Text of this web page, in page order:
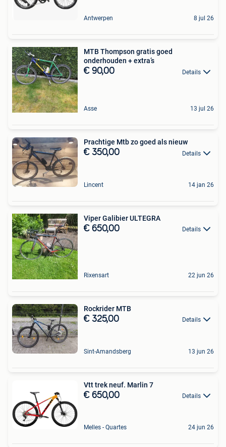
Antwerpen 8 jul 26
MTB Thompson gratis goed
onderhouden + extra’s
€ 90,00 Details
Asse 13 jul 26
Prachtige Mtb zo goed als nieuw
€ 350,00 Details
Lincent 14 jan 26
Viper Galibier ULTEGRA
€ 650,00 Details
Rixensart 22 jun 26
Rockrider MTB
€ 325,00 Details
Sint-Amandsberg 13 jun 26
Vtt trek neuf. Marlin 7
€ 650,00 Details
Melles - Quartes 24 jun 26